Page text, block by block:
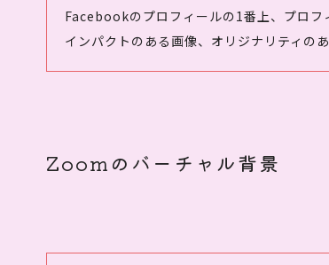
Facebookのプロフィールの1番上、プロフ
インパクトのある画像、オリジナリティの
Zoomのバーチャル背景